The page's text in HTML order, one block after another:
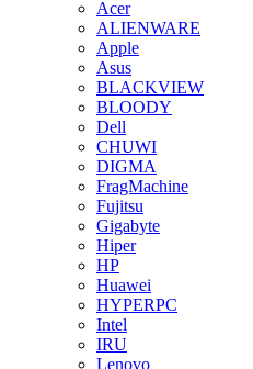
Acer
ALIENWARE
Apple
Asus
BLACKVIEW
BLOODY
Dell
CHUWI
DIGMA
FragMachine
Fujitsu
Gigabyte
Hiper
HP
Huawei
HYPERPC
Intel
IRU
Lenovo